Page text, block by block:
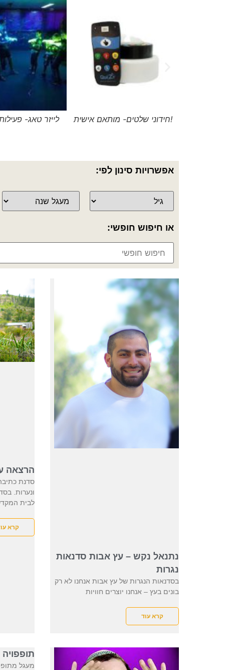
לייזר טאג- חידוני שלטים- מותאם אישית!
אפשרויות סינון לפי:
או חיפוש חופשי:
נתנאל נקש – עץ אבות סדנאות
נגרות
בסדנאות הנגרות של עץ אבות אנחנו לא רק
בונים בעץ – אנחנו יוצרים חוויות
קרא עוד
הרצאה
סדנת
ונערות.
לבית
קרא
מעגל